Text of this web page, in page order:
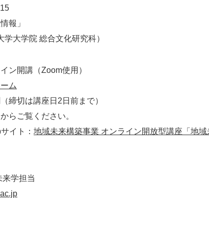
報」
大学院 総合文化研究科）
ン開講（Zoom使用）
ム
は講座日2日前まで）
らご覧ください。
イト： 地域未来構築事業 オンライン開放型講座「地域
学担当